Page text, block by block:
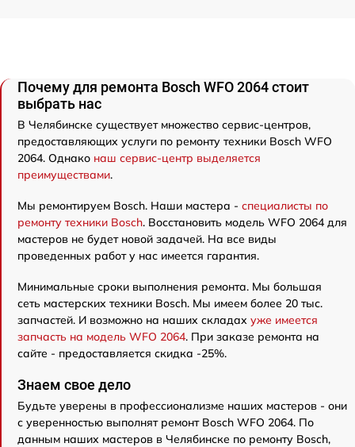
Почему для ремонта Bosch WFO 2064 стоит
выбрать нас
В Челябинске существует множество сервис-центров,
предоставляющих услуги по ремонту техники Bosch WFO
2064. Однако наш сервис-центр выделяется
преимуществами.
Мы ремонтируем Bosch. Наши мастера - специалисты по
ремонту техники Bosch. Восстановить модель WFO 2064 для
мастеров не будет новой задачей. На все виды
проведенных работ у нас имеется гарантия.
Минимальные сроки выполнения ремонта. Мы большая
сеть мастерских техники Bosch. Мы имеем более 20 тыс.
запчастей. И возможно на наших складах уже имеется
запчасть на модель WFO 2064. При заказе ремонта на
сайте - предоставляется скидка -25%.
Знаем свое дело
Будьте уверены в профессионализме наших мастеров - они
с уверенностью выполнят ремонт Bosch WFO 2064. По
данным наших мастеров в Челябинске по ремонту Bosch,